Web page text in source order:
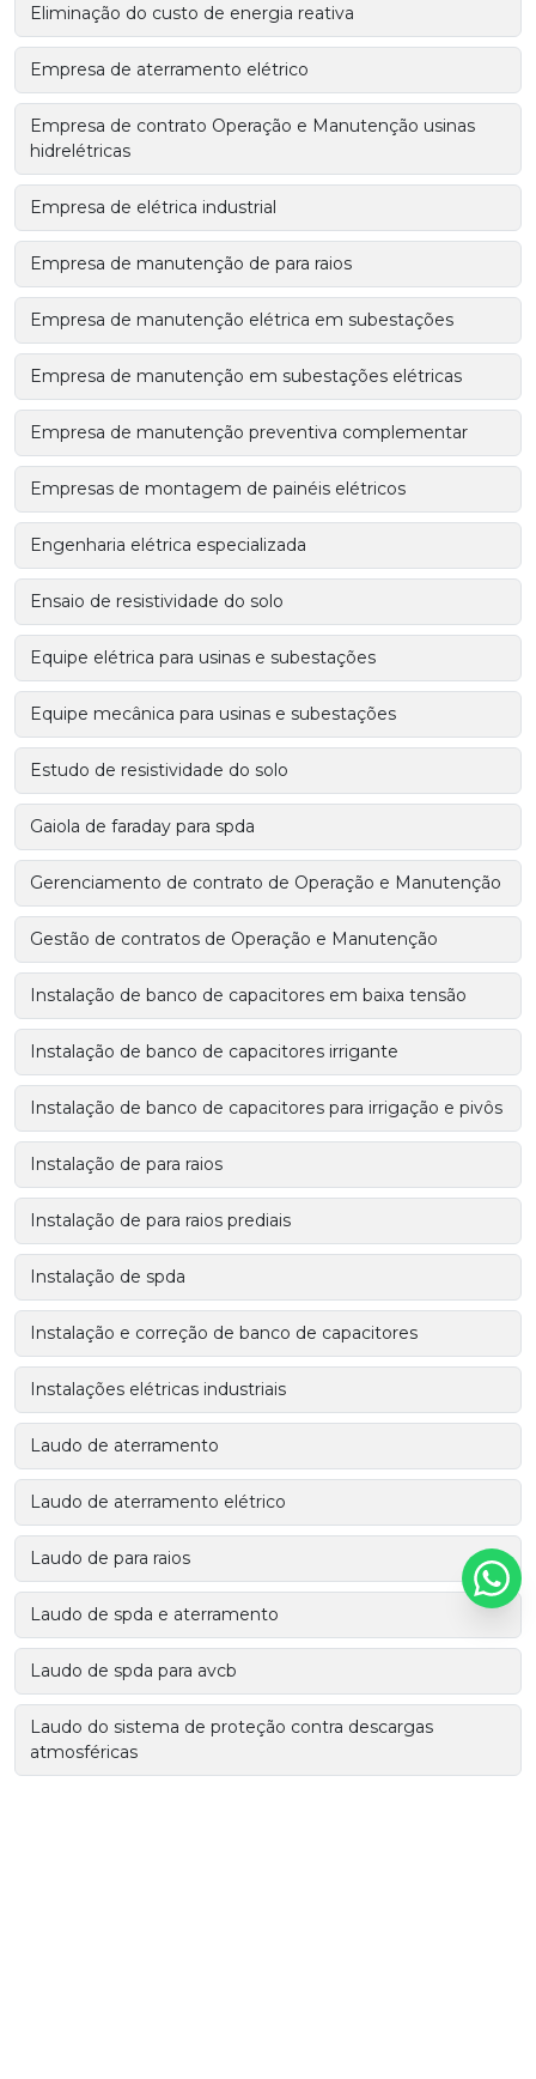
Eliminação do custo de energia reativa
Empresa de aterramento elétrico
Empresa de contrato Operação e Manutenção usinas
hidrelétricas
Empresa de elétrica industrial
Empresa de manutenção de para raios
Empresa de manutenção elétrica em subestações
Empresa de manutenção em subestações elétricas
Empresa de manutenção preventiva complementar
Empresas de montagem de painéis elétricos
Engenharia elétrica especializada
Ensaio de resistividade do solo
Equipe elétrica para usinas e subestações
Equipe mecânica para usinas e subestações
Estudo de resistividade do solo
Gaiola de faraday para spda
Gerenciamento de contrato de Operação e Manutenção
Gestão de contratos de Operação e Manutenção
Instalação de banco de capacitores em baixa tensão
Instalação de banco de capacitores irrigante
Instalação de banco de capacitores para irrigação e pivôs
Instalação de para raios
Instalação de para raios prediais
Instalação de spda
Instalação e correção de banco de capacitores
Instalações elétricas industriais
Laudo de aterramento
Laudo de aterramento elétrico
Laudo de para raios
Laudo de spda e aterramento
Laudo de spda para avcb
Laudo do sistema de proteção contra descargas
atmosféricas